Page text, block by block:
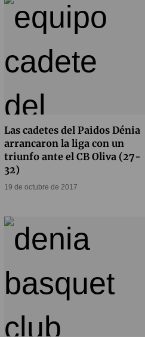
Las cadetes del Paidos Dénia
arrancaron la liga con un
triunfo ante el CB Oliva (27-
32)
19 de octubre de 2017